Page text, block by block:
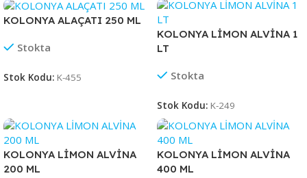
KOLONYA ALAÇATI 250 ML
Stokta
Stok Kodu: K-455
KOLONYA LİMON ALVİNA 1
LT
Stokta
Stok Kodu: K-249
KOLONYA LİMON ALVİNA
200 ML
KOLONYA LİMON ALVİNA
400 ML